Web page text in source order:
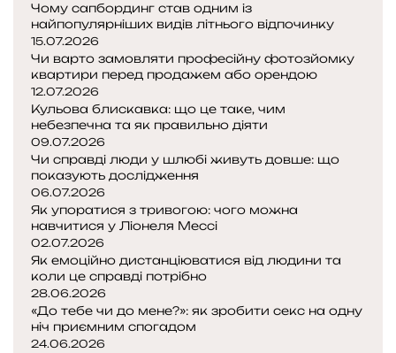
з
г
р
о
ш
й
у
2
0
2
6
р
о
ц
і
:
р
Чому сапбординг став одним із
найпопулярніших видів літнього відпочинку
15.07.2026
Чи варто замовляти професійну фотозйомку
квартири перед продажем або орендою
12.07.2026
Кульова блискавка: що це таке, чим
небезпечна та як правильно діяти
09.07.2026
Чи справді люди у шлюбі живуть довше: що
показують дослідження
06.07.2026
Як упоратися з тривогою: чого можна
навчитися у Ліонеля Мессі
02.07.2026
Як емоційно дистанціюватися від людини та
коли це справді потрібно
28.06.2026
«До тебе чи до мене?»: як зробити секс на одну
ніч приємним спогадом
24.06.2026